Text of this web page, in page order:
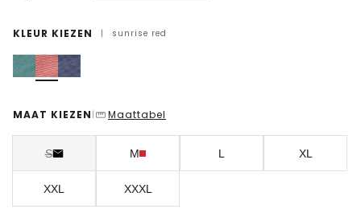
KLEUR KIEZEN | sunrise red
MAAT KIEZEN | Maattabel
S M L XL
XXL XXXL